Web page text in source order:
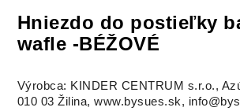
Hniezdo do postieľky
wafle -BÉŽOVÉ
Výrobca: KINDER CENTRUM s.r.o.,
010 03 Žilina, www.bysues.sk,